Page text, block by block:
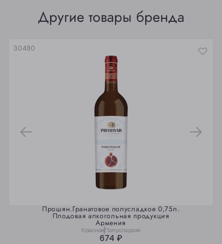
Другие товары бренда
30480
Прошян.Гранатовое полусладкое 0,75л.
Плодовая алкогольная продукция
Армения
КрасноеПолусладкое
674 ₽
Юрга